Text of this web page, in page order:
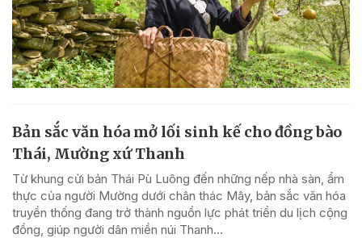
Bản sắc văn hóa mở lối sinh kế cho đồng bào
Thái, Mường xứ Thanh
Từ khung cửi bản Thái Pù Luông đến những nếp nhà sàn, ẩm
thực của người Mường dưới chân thác Mây, bản sắc văn hóa
truyền thống đang trở thành nguồn lực phát triển du lịch cộng
đồng, giúp người dân miền núi Thanh...